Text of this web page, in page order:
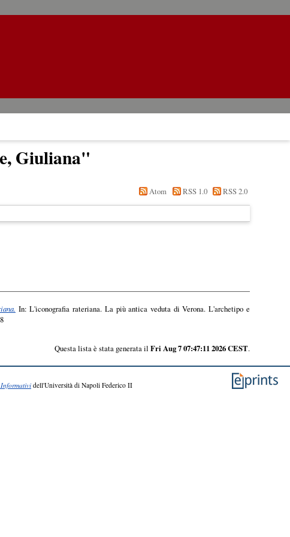
Giuliana"
Atom RSS 1.0 RSS 2.0
In: L'iconografia rateriana. La più antica veduta di Verona. L'archetipo e
Questa lista è stata generata il Fri Aug 7 07:47:11 2026 CEST.
Informatividell'Università di Napoli Federico II